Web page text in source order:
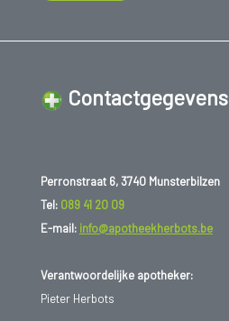
Contactgegevens
Perronstraat 6, 3740 Munsterbilzen
Tel: 089 41 20 09
E-mail: info@apotheekherbots.be
Verantwoordelijke apotheker:
Pieter Herbots